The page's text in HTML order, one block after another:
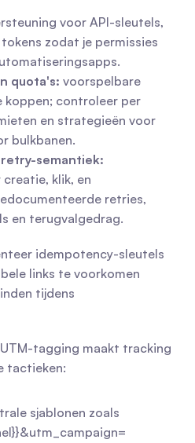
voor API-sleutels,
zodat je permissies
quota's: voorspelbare
koppen; controleer per
en strategieën voor
bulkbanen.
semantiek:
klik, en
retries,
en terugvalgedrag.
idempotency-sleutels
links te voorkomen
tijdens
tagging maakt tracking
tactieken:
sjablonen zoals